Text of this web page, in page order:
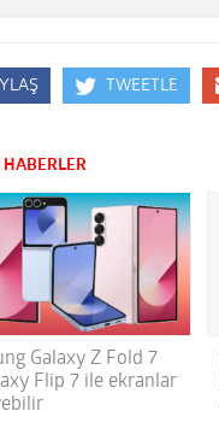
TWEETLE
HABERLER
Galaxy Z Fold 7
Flip 7 ile ekranlar